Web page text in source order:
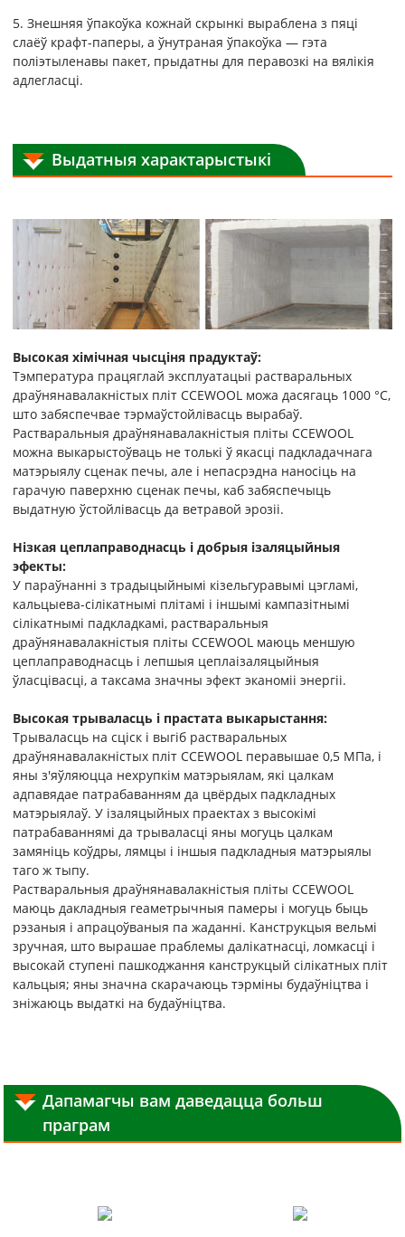
5. Знешняя ўпакоўка кожнай скрынкі выраблена з пяці
слаёў крафт-паперы, а ўнутраная ўпакоўка — гэта
поліэтыленавы пакет, прыдатны для перавозкі на вялікія
адлегласці.
Выдатныя характарыстыкі
Высокая хімічная чысціня прадуктаў:
Тэмпература працяглай эксплуатацыі растваральных
драўнянавалакністых пліт CCEWOOL можа дасягаць 1000 °C,
што забяспечвае тэрмаўстойлівасць вырабаў.
Растваральныя драўнянавалакністыя пліты CCEWOOL
можна выкарыстоўваць не толькі ў якасці падкладачнага
матэрыялу сценак печы, але і непасрэдна наносіць на
гарачую паверхню сценак печы, каб забяспечыць
выдатную ўстойлівасць да ветравой эрозіі.
Нізкая цеплаправоднасць і добрыя ізаляцыйныя
эфекты:
У параўнанні з традыцыйнымі кізельгуравымі цэгламі,
кальцыева-сілікатнымі плітамі і іншымі кампазітнымі
сілікатнымі падкладкамі, растваральныя
драўнянавалакністыя пліты CCEWOOL маюць меншую
цеплаправоднасць і лепшыя цеплаізаляцыйныя
ўласцівасці, а таксама значны эфект эканоміі энергіі.
Высокая трываласць і прастата выкарыстання:
Трываласць на сціск і выгіб растваральных
драўнянавалакністых пліт CCEWOOL перавышае 0,5 МПа, і
яны з'яўляюцца нехрупкім матэрыялам, які цалкам
адпавядае патрабаванням да цвёрдых падкладных
матэрыялаў. У ізаляцыйных праектах з высокімі
патрабаваннямі да трываласці яны могуць цалкам
замяніць коўдры, лямцы і іншыя падкладныя матэрыялы
таго ж тыпу.
Растваральныя драўнянавалакністыя пліты CCEWOOL
маюць дакладныя геаметрычныя памеры і могуць быць
рэзаныя і апрацоўваныя па жаданні. Канструкцыя вельмі
зручная, што вырашае праблемы далікатнасці, ломкасці і
высокай ступені пашкоджання канструкцый сілікатных пліт
кальцыя; яны значна скарачаюць тэрміны будаўніцтва і
зніжаюць выдаткі на будаўніцтва.
Дапамагчы вам даведацца больш
праграм